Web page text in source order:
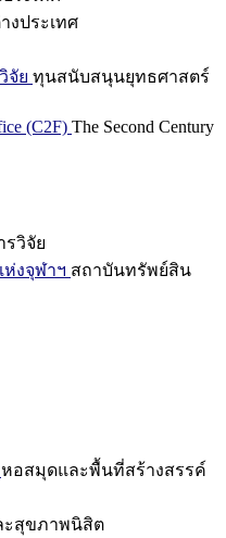
งประเทศ
จัย ทุนสนับสนุนยุทธศาสตร์
(C2F) The Second Century
วิจัย
งจุฬาฯ สถาบันทรัพย์สิน
หอสมุดและพื้นที่สร้างสรรค์
ะสุขภาพนิสิต